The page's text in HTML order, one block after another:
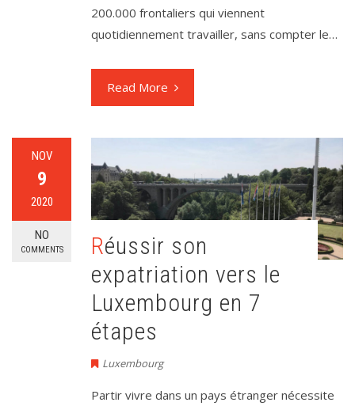
200.000 frontaliers qui viennent
quotidiennement travailler, sans compter le…
Read More
NOV
9
2020
NO
COMMENTS
Réussir son
expatriation vers le
Luxembourg en 7
étapes
Luxembourg
Partir vivre dans un pays étranger nécessite